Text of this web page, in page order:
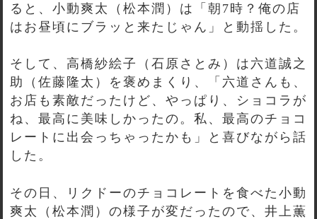
ると、小動爽太（松本潤）は「朝7時？俺の店
はお昼頃にブラッと来たじゃん」と動揺した。
そして、高橋紗絵子（石原さとみ）は六道誠之
助（佐藤隆太）を褒めまくり、「六道さんも、
お店も素敵だったけど、やっぱり、ショコラが
ね、最高に美味しかったの。私、最高のチョコ
レートに出会っちゃったかも」と喜びながら話
した。
その日、リクドーのチョコレートを食べた小動
爽太（松本潤）の様子が変だったので、井上薫